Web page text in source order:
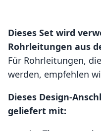
Dieses Set wird
Rohrleitungen aus
Für Rohrleitungen,
werden, empfehlen
Dieses Design-
geliefert mit: